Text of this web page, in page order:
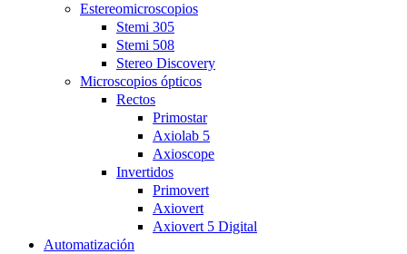
Estereomicroscopios
Stemi 305
Stemi 508
Stereo Discovery
Microscopios ópticos
Rectos
Primostar
Axiolab 5
Axioscope
Invertidos
Primovert
Axiovert
Axiovert 5 Digital
Automatización